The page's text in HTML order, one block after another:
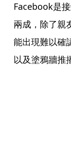
Facebook是
兩成，除了親
能出現難以確
以及塗鴉牆推